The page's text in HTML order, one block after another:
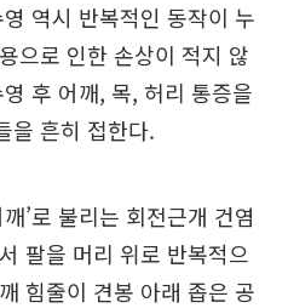
역시 반복적인 동작이 누
으로 인한 손상이 적지 않
후 어깨, 목, 허리 통증을
을 흔히 접한다.
’로 불리는 회전근개 건염
팔을 머리 위로 반복적으
힘줄이 견봉 아래 좁은 공